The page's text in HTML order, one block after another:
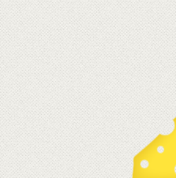
無資料